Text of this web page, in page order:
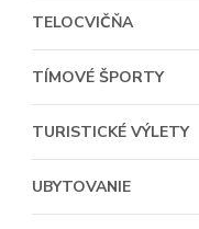
TELOCVIČŇA
TÍMOVÉ ŠPORTY
TURISTICKÉ VÝLETY
UBYTOVANIE